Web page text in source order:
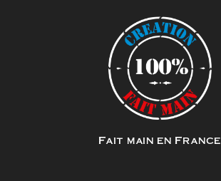
Fait main en France